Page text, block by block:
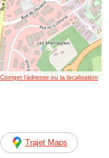
Corriger l’adresse ou la localisation
Trajet Maps